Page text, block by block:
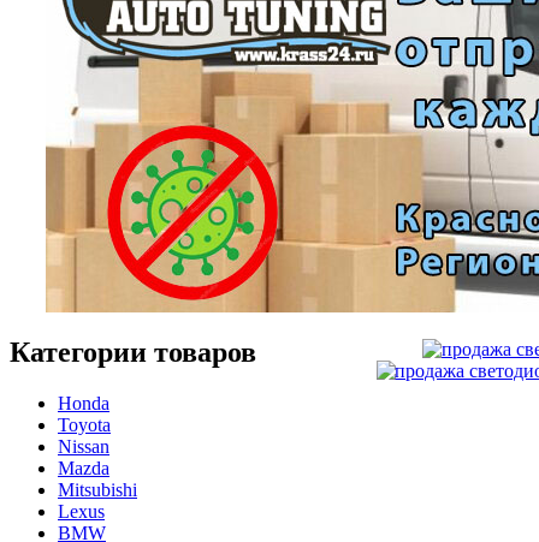
Категории товаров
Honda
Toyota
Nissan
Mazda
Mitsubishi
Lexus
BMW